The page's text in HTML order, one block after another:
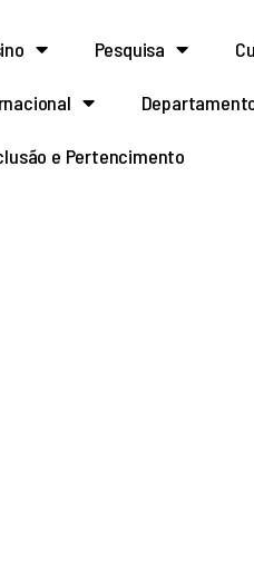
Pesquisa
e Pertencimento